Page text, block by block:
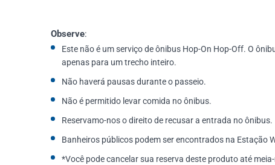
Observe:
Este não é um serviço de ônibus Hop-On Hop-Off. O
apenas para um trecho inteiro.
Não haverá pausas durante o passeio.
Não é permitido levar comida no ônibus.
Reservamo-nos o direito de recusar a entrada no ônibus.
Banheiros públicos podem ser encontrados na Estação
*Você pode cancelar sua reserva deste produto até